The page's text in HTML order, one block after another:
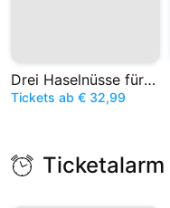
Drei Haselnüsse für Aschenbrödel – Das Musical
Tickets ab € 32,99
Ticketalarm